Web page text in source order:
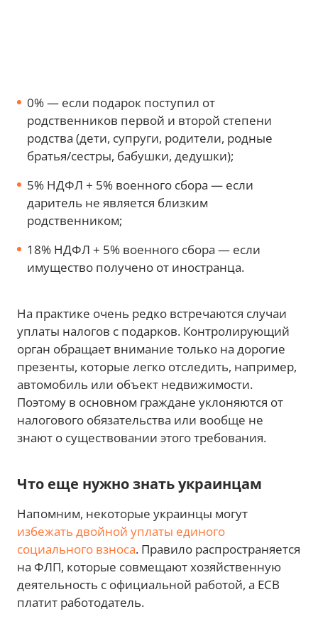
0% — если подарок поступил от
родственников первой и второй степени
родства (дети, супруги, родители, родные
братья/сестры, бабушки, дедушки);
5% НДФЛ + 5% военного сбора — если
даритель не является близким
родственником;
18% НДФЛ + 5% военного сбора — если
имущество получено от иностранца.
На практике очень редко встречаются случаи
уплаты налогов с подарков. Контролирующий
орган обращает внимание только на дорогие
презенты, которые легко отследить, например,
автомобиль или объект недвижимости.
Поэтому в основном граждане уклоняются от
налогового обязательства или вообще не
знают о существовании этого требования.
Что еще нужно знать украинцам
Напомним, некоторые украинцы могут
избежать двойной уплаты единого
социального взноса. Правило распространяется
на ФЛП, которые совмещают хозяйственную
деятельность с официальной работой, а ЕСВ
платит работодатель.